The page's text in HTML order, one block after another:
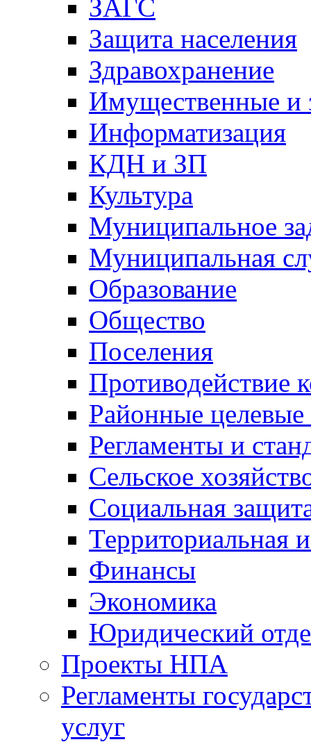
ЗАГС
Защита населения
Здравохранение
Имущественные и
Информатизация
КДН и ЗП
Культура
Муниципальное
Муниципальная
Образование
Общество
Поселения
Противодействие
Районные
Регламенты и
Сельское
Социальная
Территориальная
Финансы
Экономика
Юридический
Проекты НПА
Регламенты
услуг